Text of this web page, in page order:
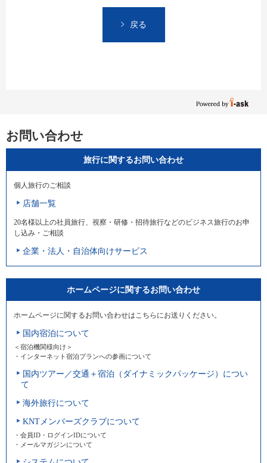
戻る
お問い合わせ
旅行に関するお問い合わせ
個人旅行のご相談
店舗一覧
20名様以上の社員旅行、視察・研修・招待旅行などのビジネス旅行のお申
し込み・ご相談
企業・法人・自治体向けサービス
ホームページに関するお問い合わせ
ホームページに関するお問い合わせはこちらにお送りください。
国内宿泊について
＜宿泊機関様向け＞
・インターネット宿泊プランへの参画について
国内ツアー／交通＋宿泊（ダイナミックパッケージ）につい
て
海外旅行について
KNTメンバーズクラブについて
・会員ID・ログインIDについて
・メールマガジンについて